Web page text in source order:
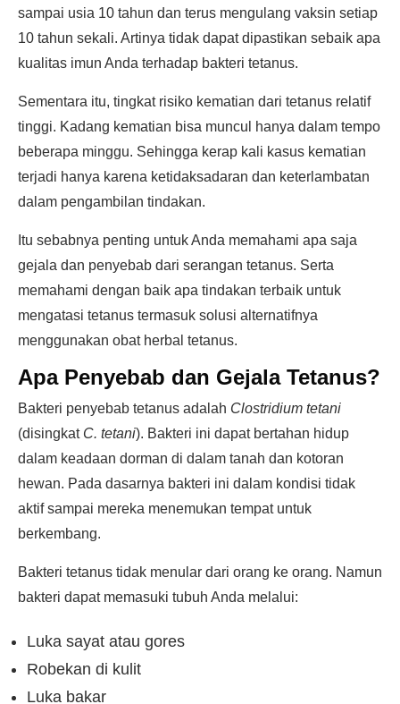
sampai usia 10 tahun dan terus mengulang vaksin setiap
10 tahun sekali. Artinya tidak dapat dipastikan sebaik apa
kualitas imun Anda terhadap bakteri tetanus.
Sementara itu, tingkat risiko kematian dari tetanus relatif
tinggi. Kadang kematian bisa muncul hanya dalam tempo
beberapa minggu. Sehingga kerap kali kasus kematian
terjadi hanya karena ketidaksadaran dan keterlambatan
dalam pengambilan tindakan.
Itu sebabnya penting untuk Anda memahami apa saja
gejala dan penyebab dari serangan tetanus. Serta
memahami dengan baik apa tindakan terbaik untuk
mengatasi tetanus termasuk solusi alternatifnya
menggunakan obat herbal tetanus.
Apa Penyebab dan Gejala Tetanus?
Bakteri penyebab tetanus adalah Clostridium tetani
(disingkat C. tetani). Bakteri ini dapat bertahan hidup
dalam keadaan dorman di dalam tanah dan kotoran
hewan. Pada dasarnya bakteri ini dalam kondisi tidak
aktif sampai mereka menemukan tempat untuk
berkembang.
Bakteri tetanus tidak menular dari orang ke orang. Namun
bakteri dapat memasuki tubuh Anda melalui:
Luka sayat atau gores
Robekan di kulit
Luka bakar